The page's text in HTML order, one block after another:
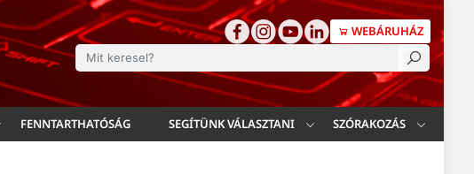
WEBÁRUHÁZ
Keresés
FENNTARTHATÓSÁG SEGÍTÜNK VÁLASZTANI SZÓRAKOZÁS